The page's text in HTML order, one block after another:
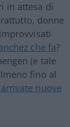
in attesa di
donne
che fa?
(e tale
fino al
nuove